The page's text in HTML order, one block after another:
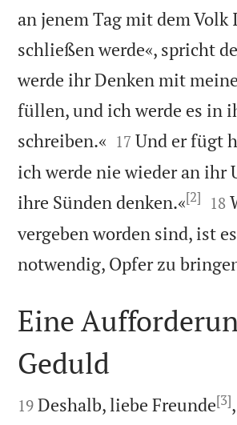
an jenem Tag mit dem Volk
schließen werde«, spricht
werde ihr Denken mit
füllen, und ich werde es in
schreiben.« 

17 Und er fügt
ich werde nie wieder an ihr
ihre Sünden denken.«[2] 

18
vergeben worden sind, ist
notwendig, Opfer zu

Eine
Geduld

19 Deshalb, liebe Freunde[3]